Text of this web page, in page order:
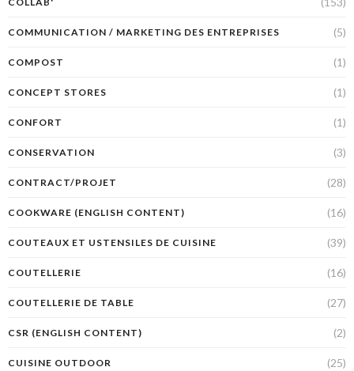
COMMUNICATION / MARKETING DES ENTREPRISES (5)
COMPOST (1)
CONCEPT STORES (1)
CONFORT (1)
CONSERVATION (3)
CONTRACT/PROJET (28)
COOKWARE (ENGLISH CONTENT) (16)
COUTEAUX ET USTENSILES DE CUISINE (39)
COUTELLERIE (16)
COUTELLERIE DE TABLE (27)
CSR (ENGLISH CONTENT) (2)
CUISINE OUTDOOR (25)